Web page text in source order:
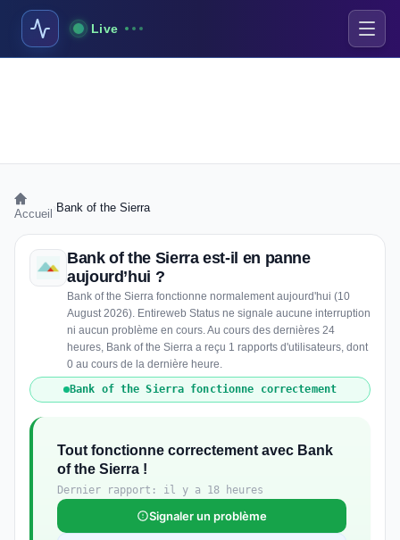
Live
Accueil Bank of the Sierra
Bank of the Sierra est-il en panne
aujourd’hui ?
Bank of the Sierra fonctionne normalement aujourd'hui (10
August 2026). Entireweb Status ne signale aucune interruption
ni aucun problème en cours. Au cours des dernières 24
heures, Bank of the Sierra a reçu 1 rapports d'utilisateurs, dont
0 au cours de la dernière heure.
Bank of the Sierra fonctionne correctement
Tout fonctionne correctement avec Bank
of the Sierra !
Dernier rapport: il y a 18 heures
Signaler un problème